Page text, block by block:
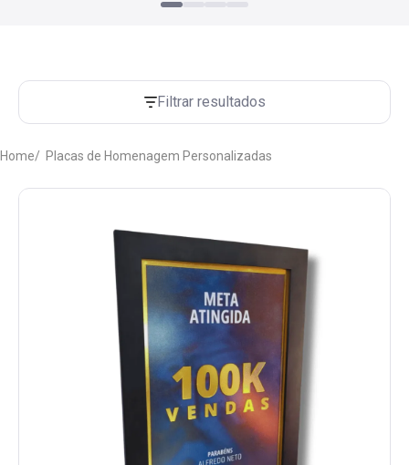
Filtrar resultados
Home Placas de Homenagem Personalizadas